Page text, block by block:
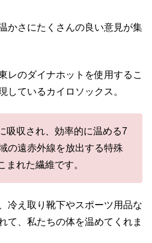
かさにたくさんの良い意見が集
レのダイナホットを使用するこ
しているカイロソックス。
吸収され、効率的に温める7
の遠赤外線を放出する特殊
まれた繊維です。
冷え取り靴下やスポーツ用品な
て、私たちの体を温めてくれま